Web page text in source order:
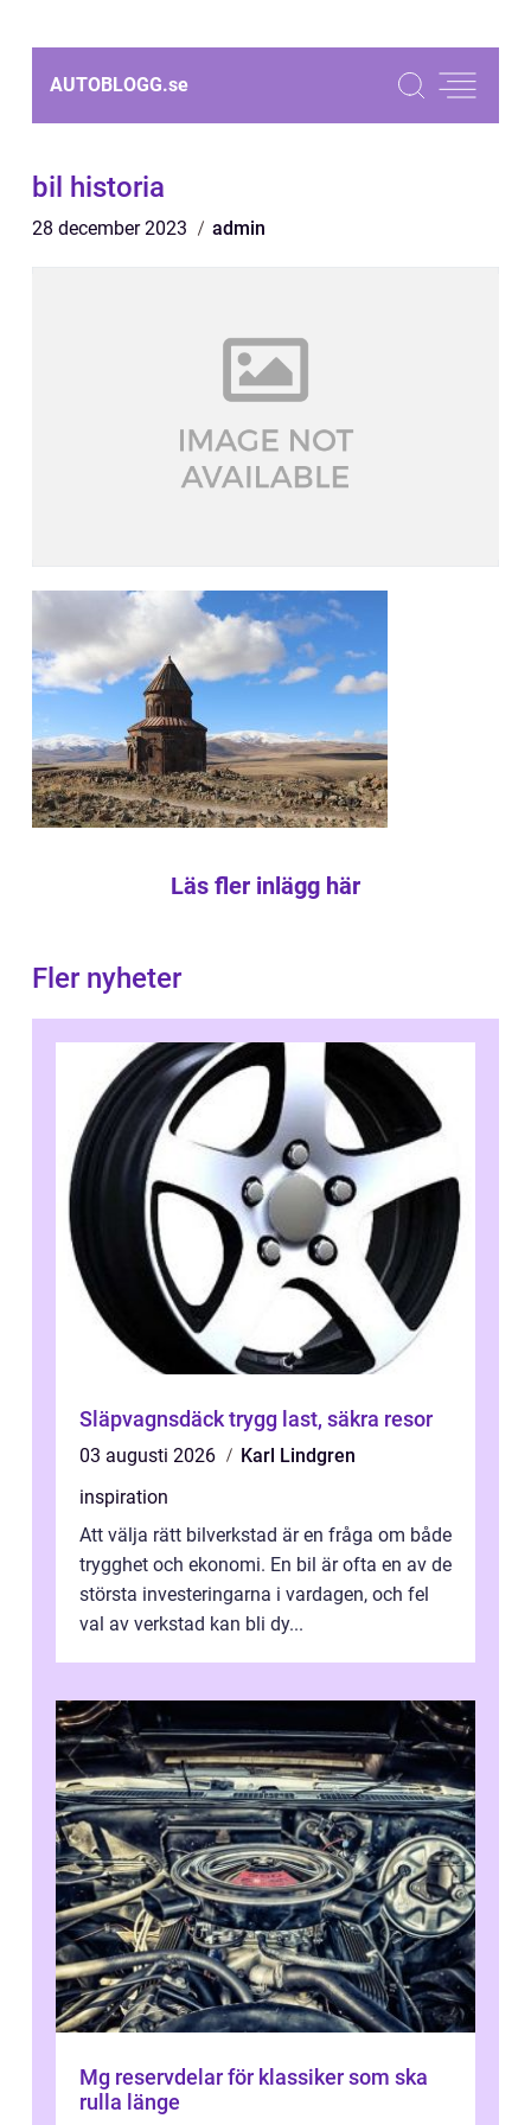
AUTOBLOGG.se
bil historia
28 december 2023 admin
Läs fler inlägg här
Fler nyheter
Släpvagnsdäck trygg last, säkra resor
03 augusti 2026
Karl Lindgren
inspiration
Att välja rätt bilverkstad är en fråga om både
trygghet och ekonomi. En bil är ofta en av de
största investeringarna i vardagen, och fel
val av verkstad kan bli dy...
Mg reservdelar för klassiker som ska
rulla länge